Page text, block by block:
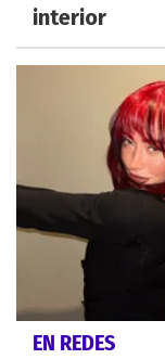
interior
EN REDES